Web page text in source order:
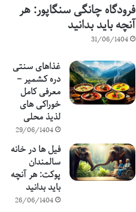
فرودگاه چانگی سنگاپور: هر
آنچه باید بدانید
31/06/1404
غذاهای سنتی
دره کشمیر –
معرفی کامل
خوراکی های
لذیذ محلی
29/06/1404
فیل ها در خانه
سالمندان
پوکت: هر آنچه
باید بدانید
26/06/1404